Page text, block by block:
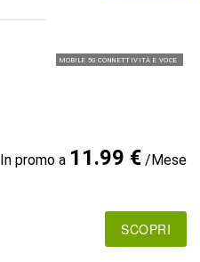
MOBILE 5G CONNETTIVITÀ E VOCE
In promo a 11.99 €/Mese
SCOPRI